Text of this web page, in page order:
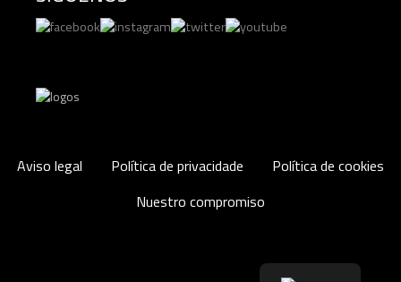
Aviso legal Política de privacidade
Política de cookies
Nuestro compromiso